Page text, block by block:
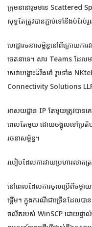
ក្រុមនានារួមមាន Scattered
សុទ្ធតែត្រូវបានភ្ជាប់ទៅនឹងបំរែបំ
ហេដ្ឋារចនាសម្ព័ន្ធនៅពីក្រោយកា
ចេតនាទេ។ សារ Teams ដែលម
សេវាបង្ហោះដ៏រឹងមាំ រួមទាំង
Connectivity Solutions
អាសយដ្ឋាន IP តែមួយត្រូវបាន
ពេលតែមួយ ដោយចង្អុលទៅប្រតិប
រចនាសម្ព័ន្ធ។
របៀបដែលការវាយប្រហារលាតត្រ
នៅពេលដែលការចូលប្រើពីចម្ងាយ
ផ្តើម។ ក្នុងករណីជាច្រើនដែលប
ចល័តរបស់ WinSCP ដោយផ្ទាល់